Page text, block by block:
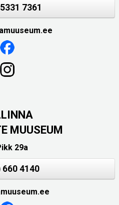
7361
MUUSEUM
29a
660 4140